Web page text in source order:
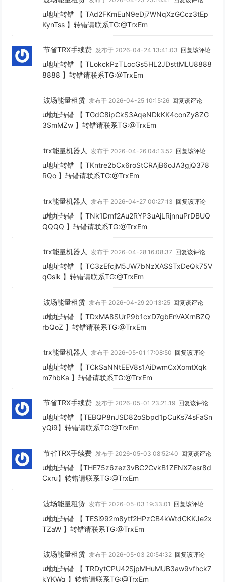
u地址转错 【 TAd2FKmEuN9eDj7WNqXzGCcz3tEp
KynTss 】转错请联系TG:@TrxEm
节省TRX手续费 发布于 2026-04-24 13:41:03 回复该评论
u地址转错 【 TLokckPzTLocGs5HL2JDsttMLU8888
8888 】转错请联系TG:@TrxEm
波场能量租赁 发布于 2026-04-25 10:15:26 回复该评论
u地址转错 【 TGdC8ipCkS3AqeNDkKK4conZy8ZG
3SmMZw 】转错请联系TG:@TrxEm
trx能量机器人 发布于 2026-04-26 04:13:52 回复该评论
u地址转错 【 TKntre2bCx6roStCRAjB6oJA3gjQ378
RQo 】转错请联系TG:@TrxEm
trx能量机器人 发布于 2026-04-27 00:27:13 回复该评论
u地址转错 【 TNk1Dmf2Au2RYP3uAjLRjnnuPrDBUQ
QQQQ 】转错请联系TG:@TrxEm
trx能量机器人 发布于 2026-04-28 16:08:37 回复该评论
u地址转错 【 TC3zEfcjM5JW7bNzXASSTxDeQk75V
qGsik 】转错请联系TG:@TrxEm
波场能量租赁 发布于 2026-04-29 20:13:25 回复该评论
u地址转错 【 TDxMA8SUrP9b1cxD7gbEnVAXrnBZQ
rbQoZ 】转错请联系TG:@TrxEm
trx能量机器人 发布于 2026-05-01 17:08:50 回复该评论
u地址转错 【 TCkSaNNtEEV8s1AiDwmCxXomtXqk
m7hbKa 】转错请联系TG:@TrxEm
节省TRX手续费 发布于 2026-05-01 23:21:19 回复该评论
u地址转错 【TEBQP8nJSD82oSbpd1pCuKs74sFaSn
yQi9】转错请联系TG:@TrxEm
节省TRX手续费 发布于 2026-05-03 08:52:40 回复该评论
u地址转错 【THE75z6zez3vBC2CvkB1ZENXZesr8d
Cxru】转错请联系TG:@TrxEm
波场能量租赁 发布于 2026-05-03 19:33:01 回复该评论
u地址转错 【 TESi992m8ytf2HPzCB4kWtdCKKJe2x
TZaW 】转错请联系TG:@TrxEm
波场能量租赁 发布于 2026-05-03 20:54:32 回复该评论
u地址转错 【 TRDytCPU42SjpMHuMUB3aw9vfhck7
kYKWq 】转错请联系TG:@TrxEm